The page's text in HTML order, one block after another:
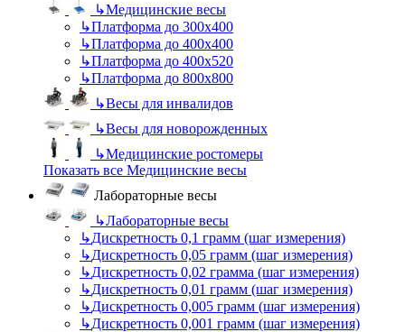
↳Медицинские весы
↳Платформа до 300х400
↳Платформа до 400х400
↳Платформа до 400х520
↳Платформа до 800х800
↳Весы для инвалидов
↳Весы для новорожденных
↳Медицинские ростомеры
Показать все Медицинские весы
Лабораторные весы
↳Лабораторные весы
↳Дискретность 0,1 грамм (шаг измерения)
↳Дискретность 0,05 грамм (шаг измерения)
↳Дискретность 0,02 грамма (шаг измерения)
↳Дискретность 0,01 грамм (шаг измерения)
↳Дискретность 0,005 грамм (шаг измерения)
↳Дискретность 0,001 грамм (шаг измерения)